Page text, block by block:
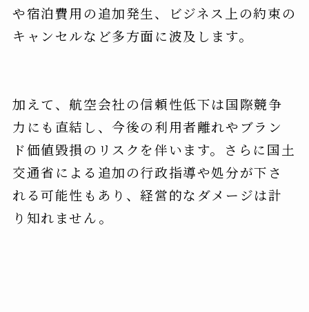
や宿泊費用の追加発生、ビジネス上の約束の
キャンセルなど多方面に波及します。
加えて、航空会社の信頼性低下は国際競争
力にも直結し、今後の利用者離れやブラン
ド価値毀損のリスクを伴います。さらに国土
交通省による追加の行政指導や処分が下さ
れる可能性もあり、経営的なダメージは計
り知れません。